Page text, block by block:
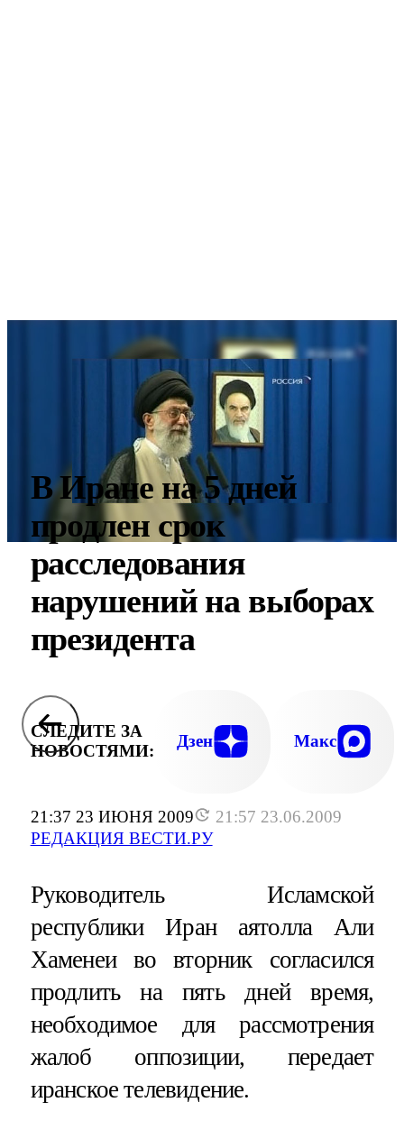
21:37 23 ИЮНЯ 2009
21:57 23.06.2009
РЕДАКЦИЯ ВЕСТИ.РУ
В Иране на 5 дней
продлен срок
расследования
нарушений на выборах
президента
СЛЕДИТЕ ЗА
НОВОСТЯМИ:
Дзен Макс
Руководитель Исламской
республики Иран аятолла Али
Хаменеи во вторник согласился
продлить на пять дней время,
необходимое для рассмотрения
жалоб оппозиции, передает
иранское телевидение.